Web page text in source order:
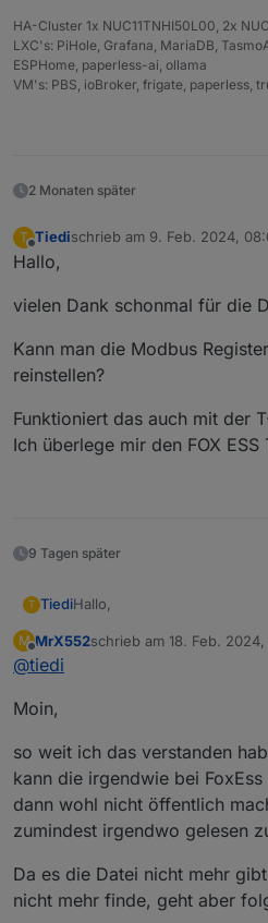
Per WLAN auf den
eigene WLAN
zugreifen und die
HA-Cluster 1x NUC11TNHI50L00, 2x
LXC's: PiHole, Grafana, MariaDB,
ESPHome, paperless-ai, ollama
VM's: PBS, ioBroker, frigate, paperless,
2 Monaten später
T
Offline
Tiedischrieb am 9. Feb. 2024,
zuletzt editiert von
Hallo,
vielen Dank schonmal für die
Kann man die Modbus
reinstellen?
Funktioniert das auch mit der
Ich überlege mir den FOX
9 Tagen später
T TiediHallo,
vielen Dank schonmal für die
Ich überlege mir den FOX
M
Offline
MrX552schrieb am 18. Feb. 2024,
zuletzt editiert von
@tiedi
Moin,
so weit ich das verstanden
kann die irgendwie bei
dann wohl nicht öffentlich
zumindest irgendwo gelesen
Da es die Datei nicht mehr
nicht mehr finde, geht aber